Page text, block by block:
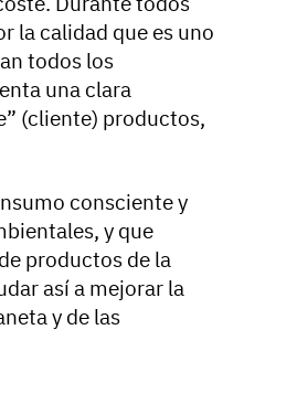
la calidad que es uno
todos los
una clara
(cliente) productos,
consciente y
y que
productos de la
así a mejorar la
y de las